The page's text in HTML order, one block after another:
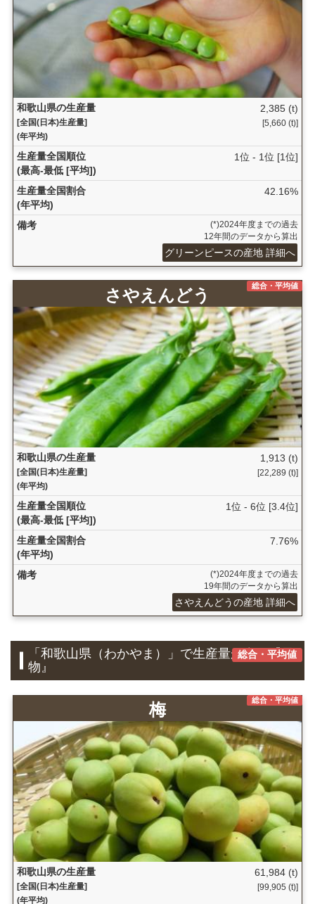
和歌山県の生産量
[全国(日本)生産量]
(年平均)
2,385 (t)
[5,660 (t)]
生産量全国順位
(最高-最低 [平均])
1位 - 1位 [1位]
生産量全国割合
(年平均)
42.16%
備考
(*)2024年度までの過去
12年間のデータから算出
グリーンピースの産地 詳細へ
総合・平均値
さやえんどう
和歌山県の生産量
[全国(日本)生産量]
(年平均)
1,913 (t)
[22,289 (t)]
生産量全国順位
(最高-最低 [平均])
1位 - 6位 [3.4位]
生産量全国割合
(年平均)
7.76%
備考
(*)2024年度までの過去
19年間のデータから算出
さやえんどうの産地 詳細へ
総合・平均値
「和歌山県（わかやま）」で生産量が多い『果
物』
総合・平均値
梅
和歌山県の生産量
[全国(日本)生産量]
(年平均)
61,984 (t)
[99,905 (t)]